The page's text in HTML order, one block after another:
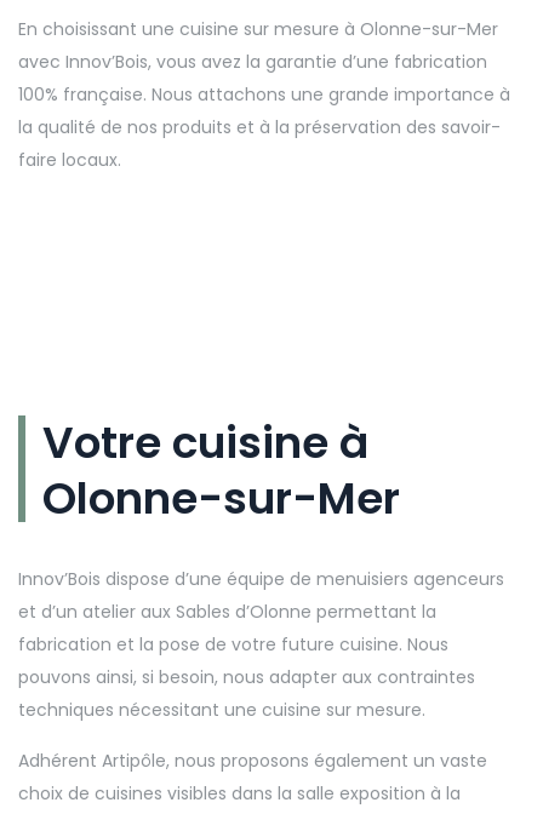
En choisissant une cuisine sur mesure à Olonne-sur-Mer
avec Innov’Bois, vous avez la garantie d’une fabrication
100% française. Nous attachons une grande importance à
la qualité de nos produits et à la préservation des savoir-
faire locaux.
Votre cuisine à
Olonne-sur-Mer
Innov’Bois dispose d’une équipe de menuisiers agenceurs
et d’un atelier aux Sables d’Olonne permettant la
fabrication et la pose de votre future cuisine. Nous
pouvons ainsi, si besoin, nous adapter aux contraintes
techniques nécessitant une cuisine sur mesure.
Adhérent Artipôle, nous proposons également un vaste
choix de cuisines visibles dans la salle exposition à la